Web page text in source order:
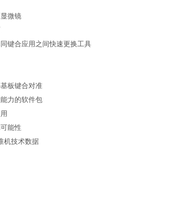
微镜
键合应用之间快速更换工具
板键合对准
力的软件包
能性
机技术数据